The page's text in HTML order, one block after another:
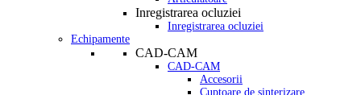
Inregistrarea ocluziei
Inregistrarea ocluziei
Echipamente
CAD-CAM
CAD-CAM
Accesorii
Cuptoare de sinterizare